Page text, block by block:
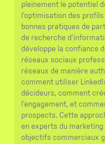
pleinement le potentiel
l'optimisation des
bonnes pratiques de
de recherche
développe la confiance
réseaux sociaux
réseaux de manière
comment utiliser
décideurs, comment
l'engagement, et
prospects. Cette
en experts du
objectifs commerciaux